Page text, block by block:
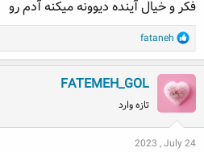
فکر و خیال آینده دیوونه میکنه آدم رو
R
e
c
t
i
n
fataneh
FATEMEH_GOL
تازه وارد
2023 , July 24